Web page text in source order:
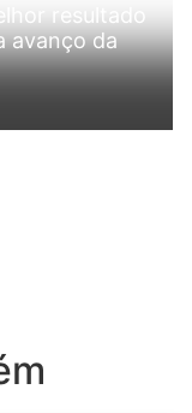
resultado
avanço da